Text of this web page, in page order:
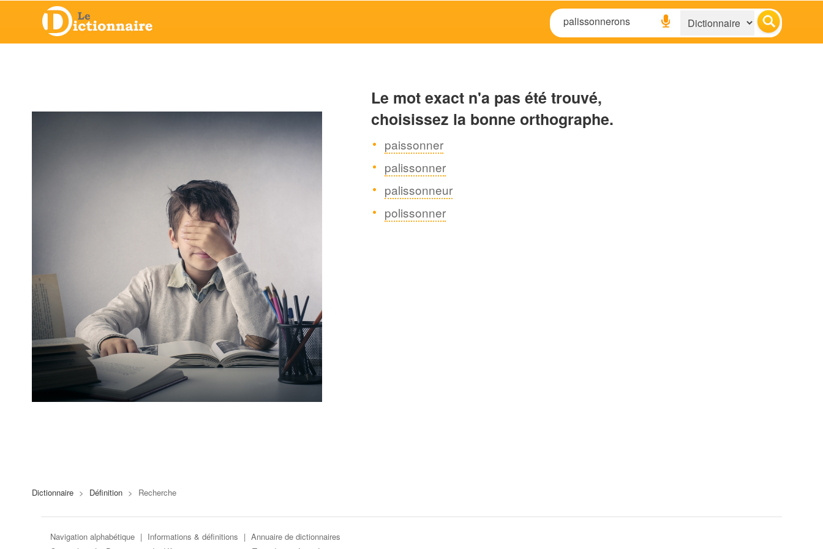
Le mot exact n'a pas été trouvé,
choisissez la bonne orthographe.
paissonner
palissonner
palissonneur
polissonner
Dictionnaire > Définition > Recherche
Navigation alphabétique | Informations & définitions | Annuaire de dictionnaires